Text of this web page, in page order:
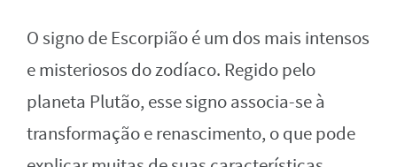
O signo de Escorpião é um dos mais intensos
e misteriosos do zodíaco. Regido pelo
planeta Plutão, esse signo associa-se à
transformação e renascimento, o que pode